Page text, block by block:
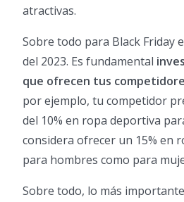
atractivas.
Sobre todo para Black Friday
del 2023. Es fundamental
que ofrecen tus
por ejemplo, tu competidor
del 10% en ropa deportiva
considera ofrecer un 15% en
para hombres como para
Sobre todo, lo más